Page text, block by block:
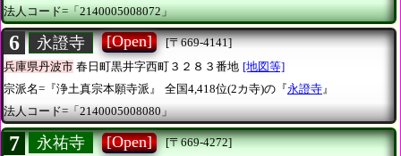
法人コード=「2140005008072」
6 永證寺 [Open]
[〒669-4141]
兵庫県丹波市 春日町黒井字西町３２８３番地 [地図等]
宗派名=『浄土真宗本願寺派』
全国4,418位(2カ寺)の『永證寺』
法人コード=「2140005008080」
7 永祐寺 [Open]
[〒669-4272]